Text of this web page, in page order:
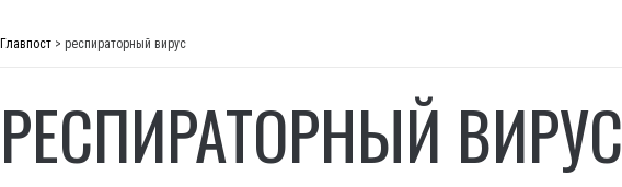
Главпост > респираторный вирус
РЕСПИРАТОРНЫЙ ВИРУС